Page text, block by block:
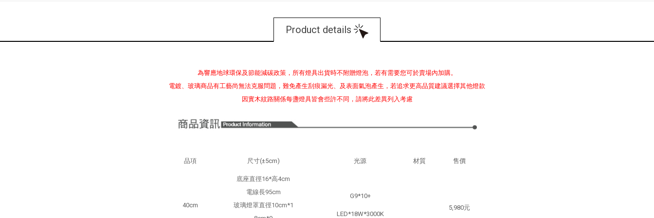
Product details
為響應地球環保及節能減碳政策，所有燈具出貨時不附贈燈泡，若有需要您可於賣場內加購。
電鍍、玻璃商品有工藝尚無法克服問題，難免產生刮痕漏光、及表面氣泡產生，若追求更高品質建議選擇其他燈款
因實木紋路關係每盞燈具皆會些許不同，請將此差異列入考慮
品項 尺寸(±5cm) 光源 材質 售價
40cm
底座直徑16*高4cm
電線長95cm
玻璃燈罩直徑10cm*1
G9*10+
LED*18W*3000K
5,980元